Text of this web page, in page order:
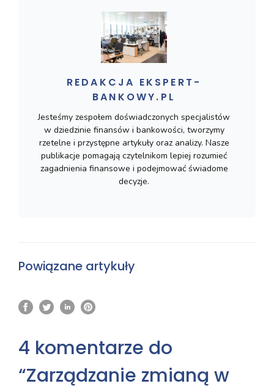
REDAKCJA EKSPERT-
BANKOWY.PL
Jesteśmy zespołem doświadczonych specjalistów
w dziedzinie finansów i bankowości, tworzymy
rzetelne i przystępne artykuły oraz analizy. Nasze
publikacje pomagają czytelnikom lepiej rozumieć
zagadnienia finansowe i podejmować świadome
decyzje.
Powiązane artykuły
4 komentarze do
“Zarządzanie zmianą w